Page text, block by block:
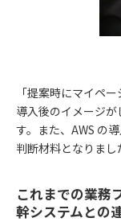
「提案時にマイペ
導入後のイメージ
す。また、AWS の
判断材料となりまし
これまでの業務
幹システムとの